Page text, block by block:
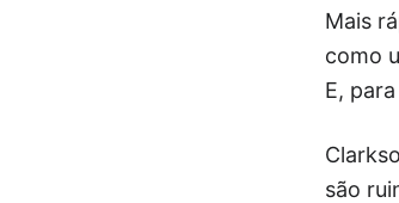
Mais
como
E,
são